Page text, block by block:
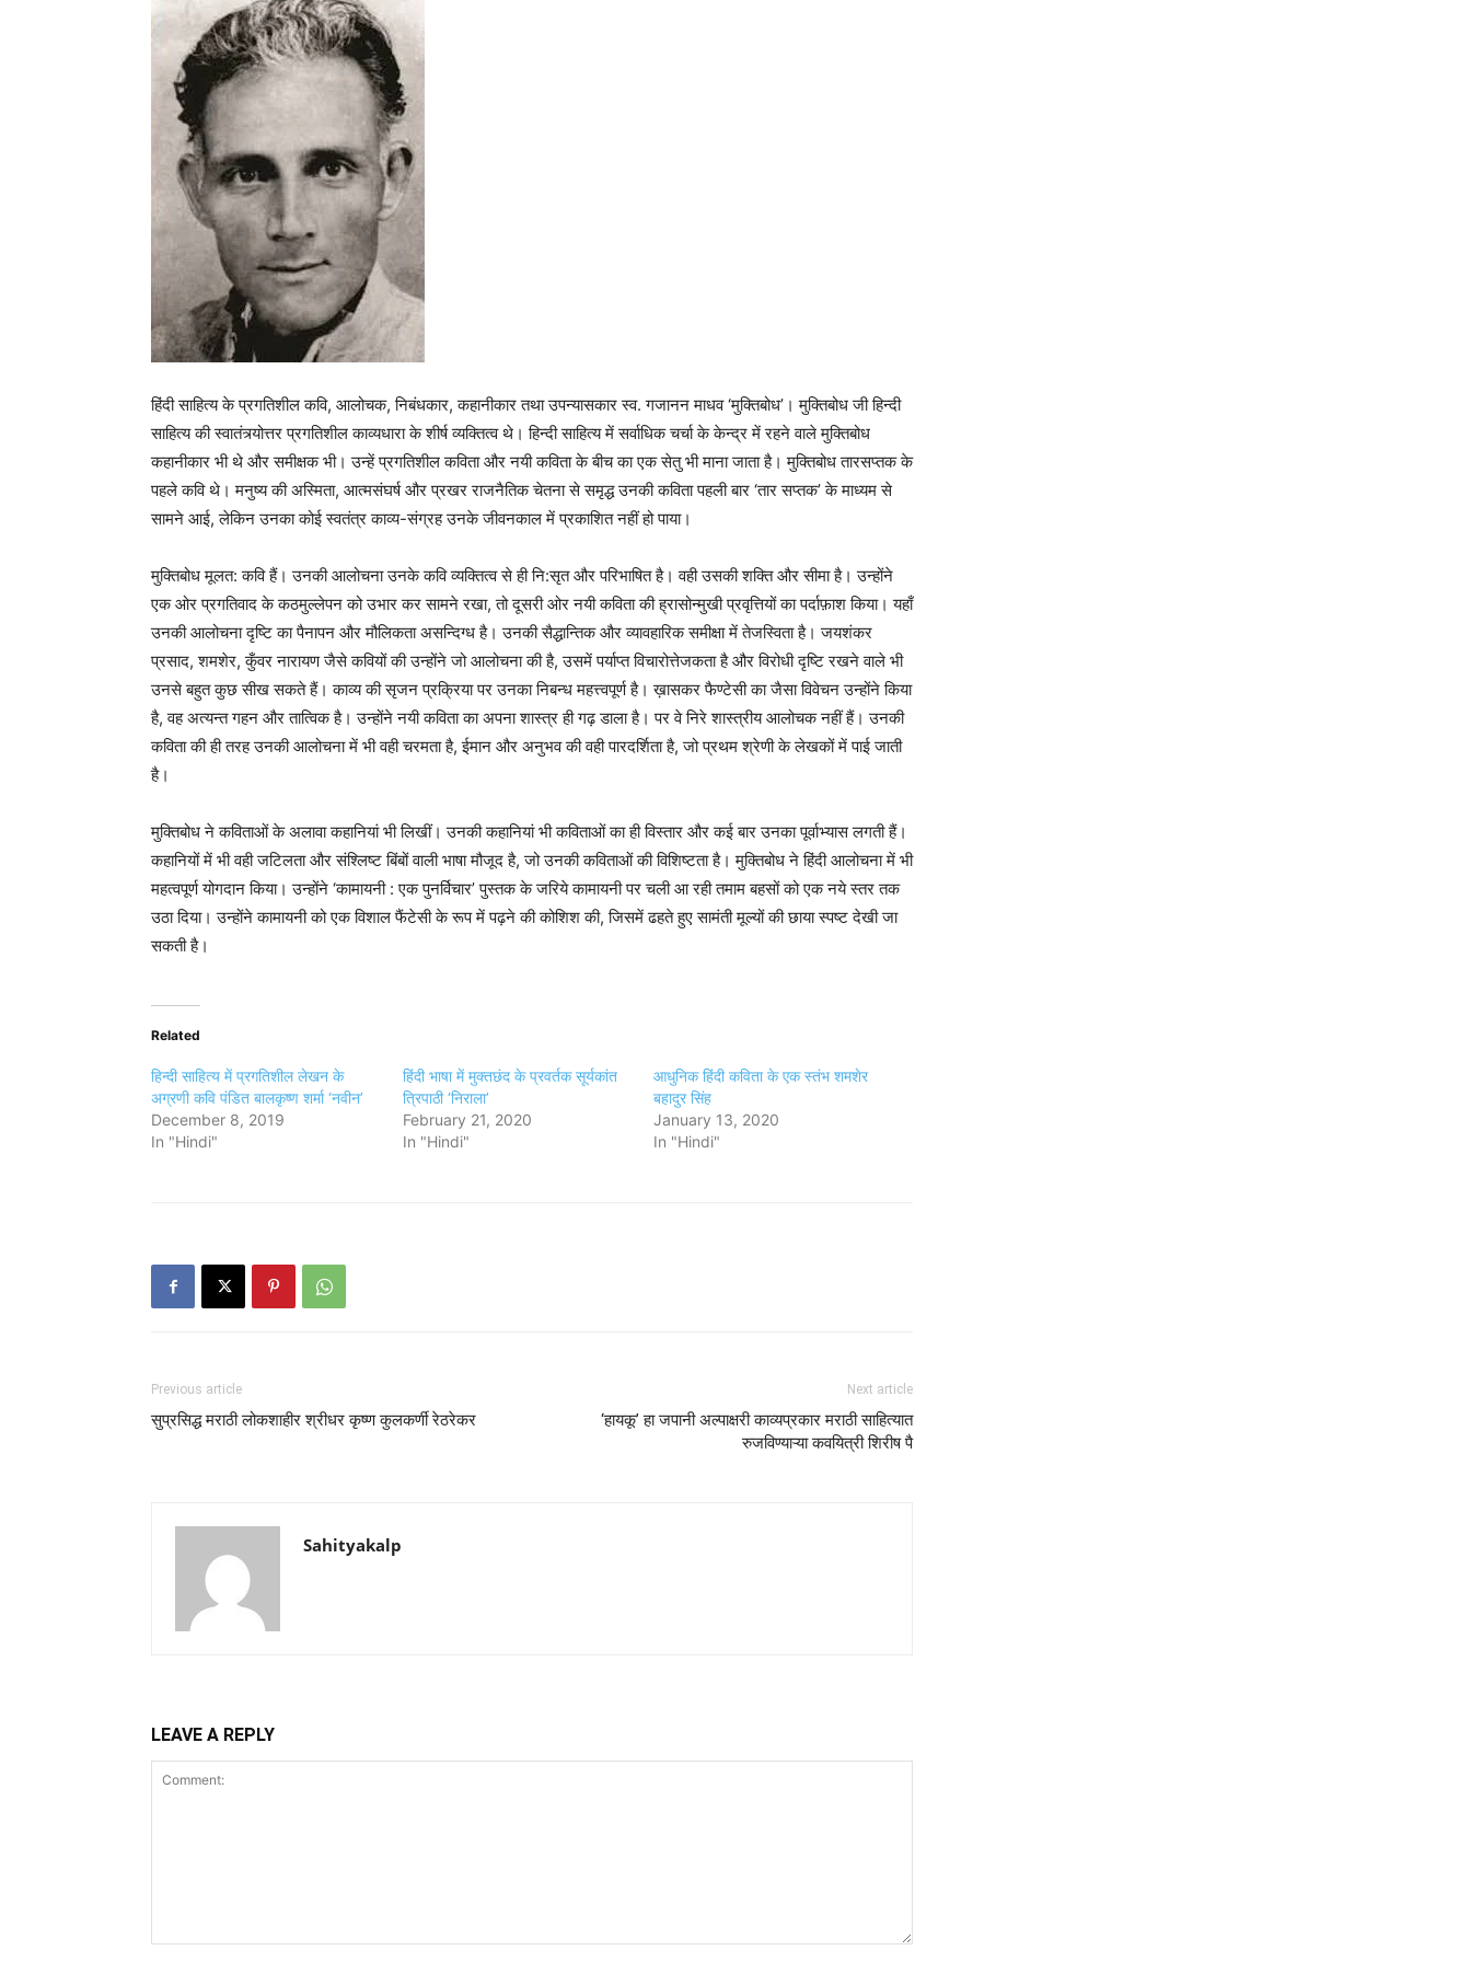
हिंदी साहित्य के प्रगतिशील कवि, आलोचक, निबंधकार, कहानीकार तथा उपन्यासकार स्व. गजानन माधव ‘मुक्तिबोध’। मुक्तिबोध जी हिन्दी
साहित्य की स्वातंत्र्योत्तर प्रगतिशील काव्यधारा के शीर्ष व्यक्तित्व थे। हिन्दी साहित्य में सर्वाधिक चर्चा के केन्द्र में रहने वाले मुक्तिबोध
कहानीकार भी थे और समीक्षक भी। उन्हें प्रगतिशील कविता और नयी कविता के बीच का एक सेतु भी माना जाता है। मुक्तिबोध तारसप्तक के
पहले कवि थे। मनुष्य की अस्मिता, आत्मसंघर्ष और प्रखर राजनैतिक चेतना से समृद्ध उनकी कविता पहली बार ‘तार सप्तक’ के माध्यम से
सामने आई, लेकिन उनका कोई स्वतंत्र काव्य-संग्रह उनके जीवनकाल में प्रकाशित नहीं हो पाया।
मुक्तिबोध मूलत: कवि हैं। उनकी आलोचना उनके कवि व्यक्तित्व से ही नि:सृत और परिभाषित है। वही उसकी शक्ति और सीमा है। उन्होंने
एक ओर प्रगतिवाद के कठमुल्लेपन को उभार कर सामने रखा, तो दूसरी ओर नयी कविता की ह्रासोन्मुखी प्रवृत्तियों का पर्दाफ़ाश किया। यहाँ
उनकी आलोचना दृष्टि का पैनापन और मौलिकता असन्दिग्ध है। उनकी सैद्धान्तिक और व्यावहारिक समीक्षा में तेजस्विता है। जयशंकर
प्रसाद, शमशेर, कुँवर नारायण जैसे कवियों की उन्होंने जो आलोचना की है, उसमें पर्याप्त विचारोत्तेजकता है और विरोधी दृष्टि रखने वाले भी
उनसे बहुत कुछ सीख सकते हैं। काव्य की सृजन प्रक्रिया पर उनका निबन्ध महत्त्वपूर्ण है। ख़ासकर फैण्टेसी का जैसा विवेचन उन्होंने किया
है, वह अत्यन्त गहन और तात्विक है। उन्होंने नयी कविता का अपना शास्त्र ही गढ़ डाला है। पर वे निरे शास्त्रीय आलोचक नहीं हैं। उनकी
कविता की ही तरह उनकी आलोचना में भी वही चरमता है, ईमान और अनुभव की वही पारदर्शिता है, जो प्रथम श्रेणी के लेखकों में पाई जाती
है।
मुक्तिबोध ने कविताओं के अलावा कहानियां भी लिखीं। उनकी कहानियां भी कविताओं का ही विस्‍तार और कई बार उनका पूर्वाभ्‍यास लगती हैं।
कहानियों में भी वही जटिलता और संश्लिष्‍ट बिंबों वाली भाषा मौजूद है, जो उनकी कविताओं की विशिष्‍टता है। मुक्तिबोध ने हिंदी आलोचना में भी
महत्‍वपूर्ण योगदान किया। उन्‍होंने ‘कामायनी : एक पुनर्विचार’ पुस्‍तक के जरिये कामायनी पर चली आ रही तमाम बहसों को एक नये स्‍तर तक
उठा दिया। उन्‍होंने कामायनी को एक विशाल फैंटेसी के रूप में पढ़ने की कोशिश की, जिसमें ढहते हुए सामंती मूल्‍यों की छाया स्‍पष्‍ट देखी जा
सकती है।
Related
हिन्दी साहित्य में प्रगतिशील लेखन के
अग्रणी कवि पंडित बालकृष्ण शर्मा ‘नवीन’
December 8, 2019
In "Hindi"
हिंदी भाषा में मुक्तछंद के प्रवर्तक सूर्यकांत
त्रिपाठी ‘निराला’
February 21, 2020
In "Hindi"
आधुनिक हिंदी कविता के एक स्तंभ शमशेर
बहादुर सिंह
January 13, 2020
In "Hindi"
Previous article
सुप्रसिद्ध मराठी लोकशाहीर श्रीधर कृष्ण कुलकर्णी रेठरेकर
Next article
‘हायकू’ हा जपानी अल्पाक्षरी काव्यप्रकार मराठी साहित्यात
रुजविण्याऱ्या कवयित्री शिरीष पै
Sahityakalp
LEAVE A REPLY